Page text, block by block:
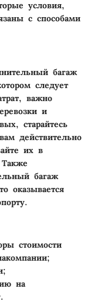
условия,
с способами
багаж
следует
важно
и
старайтесь
действительно
их в
багаж
оказывается
стоимости
на